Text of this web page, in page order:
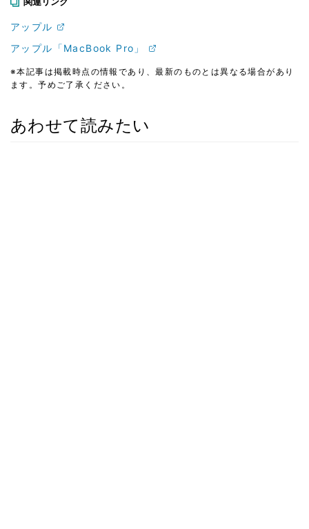
アップル
アップル「MacBook Pro」
※本記事は掲載時点の情報であり、最新のものとは異なる場合があり
ます。予めご了承ください。
あわせて読みたい